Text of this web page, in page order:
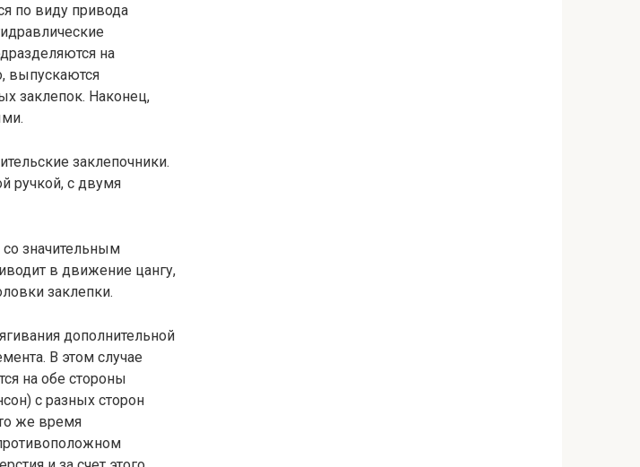
по виду привода
на
выпускаются
заклепок. Наконец,
заклепочники.
ручкой, с двумя
значительным
в движение цангу,
заклепки.
дополнительной
В этом случае
на обе стороны
с разных сторон
же время